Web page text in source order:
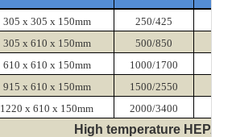
305 x 305 x 150mm 250/425
305 x 610 x 150mm 500/850
610 x 610 x 150mm 1000/1700
915 x 610 x 150mm 1500/2550
1220 x 610 x 150mm 2000/3400
High temperature HEPA